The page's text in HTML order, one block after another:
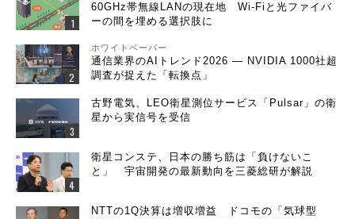
60GHz帯無線LANの現在地 Wi-Fiと光ファイバ
ーの間を埋める選択肢に
ホワイトペーパー
通信業界のAIトレンド2026 ― NVIDIA 1000社超
調査が捉えた「転換点」
古野電気、LEO衛星測位サービス「Pulsar」の衛
星から実信号を受信
衛星コンステ、日本の勝ち筋は「負けないこ
と」 宇宙開発の最新動向を三菱総研が解説
NTTの1Q決算は増収増益 ドコモの「気球型